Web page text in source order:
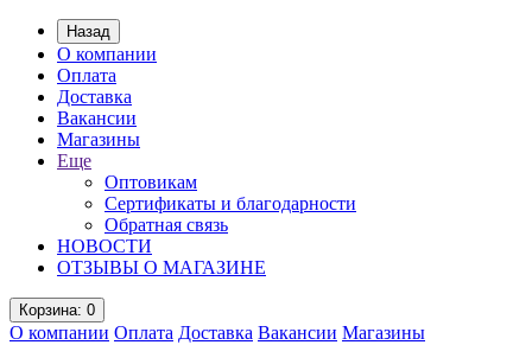
Назад
О компании
Оплата
Доставка
Вакансии
Магазины
Еще
Оптовикам
Сертификаты и благодарности
Обратная связь
НОВОСТИ
ОТЗЫВЫ О МАГАЗИНЕ
Корзина: 0
О компании Оплата Доставка Вакансии Магазины